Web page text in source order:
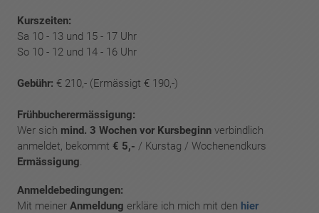
Kurszeiten:
Sa 10 - 13 und 15 - 17 Uhr
So 10 - 12 und 14 - 16 Uhr
Gebühr: € 210,- (Ermässigt € 190,-)
Frühbucherermässigung:
Wer sich mind. 3 Wochen vor Kursbeginnverbindlich
anmeldet, bekommt € 5,- / Kurstag / Wochenendkurs
Ermässigung.
Anmeldebedingungen:
Mit meiner Anmeldung erkläre ich mich mit den hier